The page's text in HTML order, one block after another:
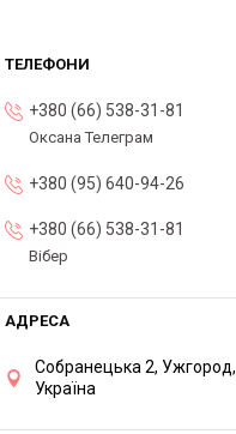
+380 (66) 538-31-81
Оксана Телеграм
+380 (95) 640-94-26
+380 (66) 538-31-81
Вібер
Собранецька 2, Ужгород,
Україна